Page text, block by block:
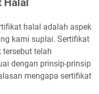
halal adalah aspek
kami suplai. Sertifikat
telah
dengan prinsip-prinsip
mengapa sertifikat